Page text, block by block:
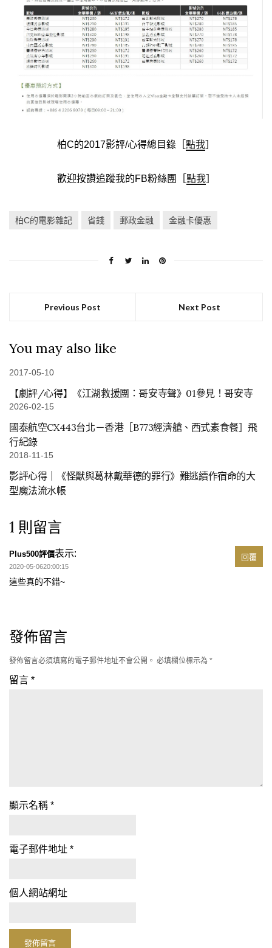
柏C的2017影評/心得總目錄［ 點我
歡迎按讚追蹤我的FB粉絲團［ 點我］
柏C的電影雜記 省錢 郵政金融 金融卡優惠
Previous Post Next Post
You may also like
2017-05-10
【劇評/心得】《江湖救援團：哥安寺聲》01參見！哥安寺
2026-02-15
國泰航空CX443台北－香港［B773經濟艙、西式素食餐］飛
行紀錄
2018-11-15
影評心得｜《怪獸與葛林戴華德的罪行》難逃續作宿命的大
型魔法流水帳
1 則留言
Plus500評價表示:
2020-05-0620:00:15
這些真的不錯~
回覆
發佈留言
發佈留言必須填寫的電子郵件地址不會公開。 必填欄位標示為 *
留言 *
顯示名稱 *
電子郵件地址 *
個人網站網址